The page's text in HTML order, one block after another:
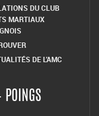
DU CLUB
MARTIAUX
DE L’AMC
POINGS